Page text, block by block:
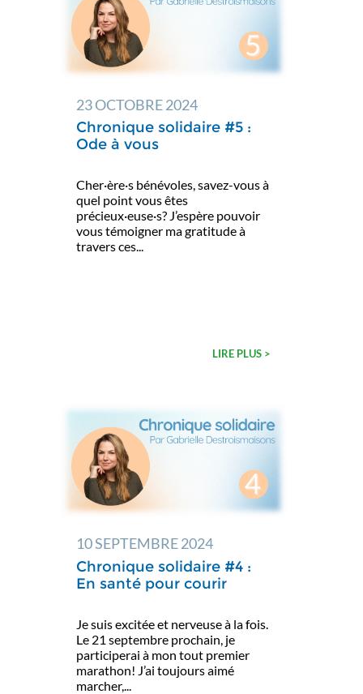
23 OCTOBRE 2024
Chronique solidaire #5 :
Ode à vous
Cher·ère·s bénévoles, savez-vous à
quel point vous êtes
précieux·euse·s? J’espère pouvoir
vous témoigner ma gratitude à
travers ces...
LIRE PLUS >
10 SEPTEMBRE 2024
Chronique solidaire #4 :
En santé pour courir
Je suis excitée et nerveuse à la fois.
Le 21 septembre prochain, je
participerai à mon tout premier
marathon! J’ai toujours aimé
marcher,...